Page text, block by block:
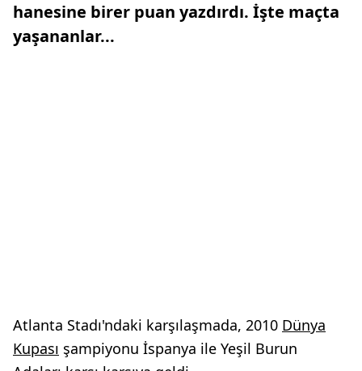
hanesine birer puan yazdırdı. İşte maçta
yaşananlar...
Atlanta Stadı'ndaki karşılaşmada, 2010 Dünya
Kupası şampiyonu İspanya ile Yeşil Burun